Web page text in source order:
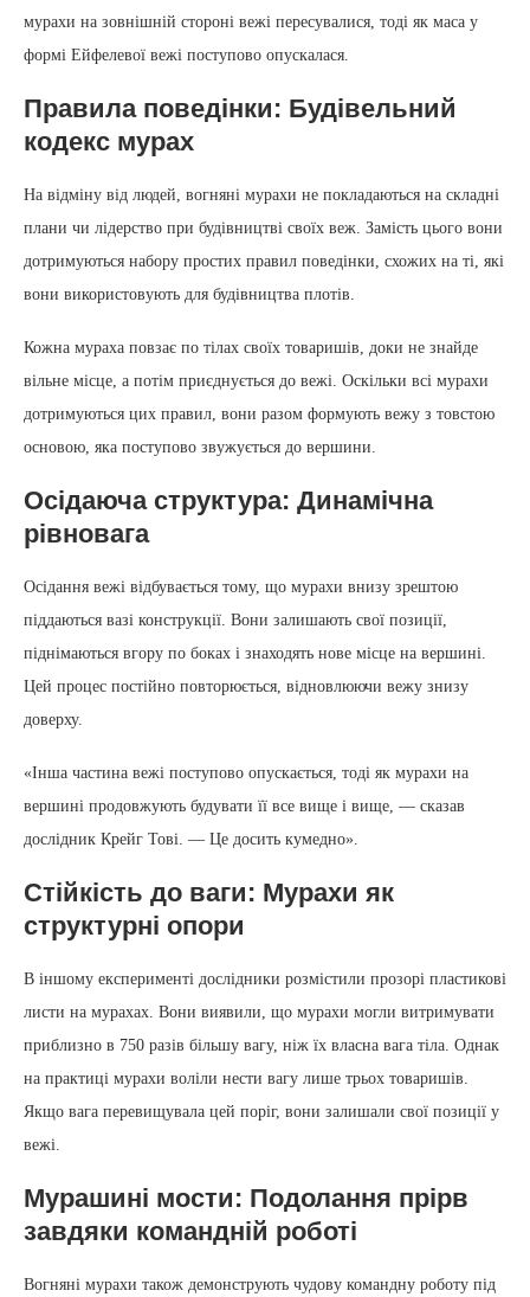
мурахи на зовнішній стороні вежі пересувалися, тоді як маса у
формі Ейфелевої вежі поступово опускалася.
Правила поведінки: Будівельний
кодекс мурах
На відміну від людей, вогняні мурахи не покладаються на складні
плани чи лідерство при будівництві своїх веж. Замість цього вони
дотримуються набору простих правил поведінки, схожих на ті, які
вони використовують для будівництва плотів.
Кожна мураха повзає по тілах своїх товаришів, доки не знайде
вільне місце, а потім приєднується до вежі. Оскільки всі мурахи
дотримуються цих правил, вони разом формують вежу з товстою
основою, яка поступово звужується до вершини.
Осідаюча структура: Динамічна
рівновага
Осідання вежі відбувається тому, що мурахи внизу зрештою
піддаються вазі конструкції. Вони залишають свої позиції,
піднімаються вгору по боках і знаходять нове місце на вершині.
Цей процес постійно повторюється, відновлюючи вежу знизу
доверху.
«Інша частина вежі поступово опускається, тоді як мурахи на
вершині продовжують будувати її все вище і вище, — сказав
дослідник Крейг Тові. — Це досить кумедно».
Стійкість до ваги: Мурахи як
структурні опори
В іншому експерименті дослідники розмістили прозорі пластикові
листи на мурахах. Вони виявили, що мурахи могли витримувати
приблизно в 750 разів більшу вагу, ніж їх власна вага тіла. Однак
на практиці мурахи воліли нести вагу лише трьох товаришів.
Якщо вага перевищувала цей поріг, вони залишали свої позиції у
вежі.
Мурашині мости: Подолання прірв
завдяки командній роботі
Вогняні мурахи також демонструють чудову командну роботу під